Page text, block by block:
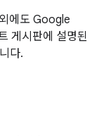
에도 Google
게시판에 설명된
다.